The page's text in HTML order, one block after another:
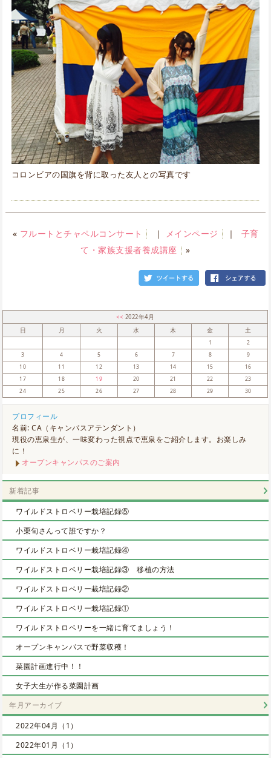
コロンビアの国旗を背に取った友人との写真です
« フルートとチャペルコンサート ｜ メインページ ｜ 子育
て・家族支援者養成講座
»
<< 2022年4月
日
月 火 水 木 金 土
1
2
3
4 5 6 7 8
9
10
11 12 13 14 15
16
17
18 19 20 21 22
23
24
25 26 27 28 29 30
プロフィール
名前: CA（キャンパスアテンダント）
現役の恵泉生が、一味変わった視点で恵泉をご紹介します。お楽しみ
に！
オープンキャンパスのご案内
新着記事
ワイルドストロベリー栽培記録⑤
小栗旬さんって誰ですか？
ワイルドストロベリー栽培記録④
ワイルドストロベリー栽培記録③ 移植の方法
ワイルドストロベリー栽培記録②
ワイルドストロベリー栽培記録①
ワイルドストロベリーを一緒に育てましょう！
オープンキャンパスで野菜収穫！
菜園計画進行中！！
女子大生が作る菜園計画
年月アーカイブ
2022年04月（1）
2022年01月（1）